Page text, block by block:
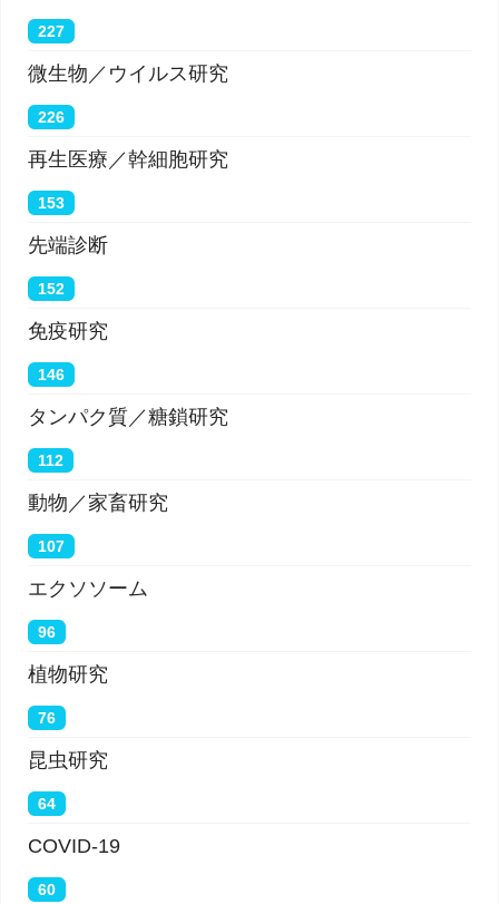
227
微生物／ウイルス研究
226
再生医療／幹細胞研究
153
先端診断
152
免疫研究
146
タンパク質／糖鎖研究
112
動物／家畜研究
107
エクソソーム
96
植物研究
76
昆虫研究
64
COVID-19
60